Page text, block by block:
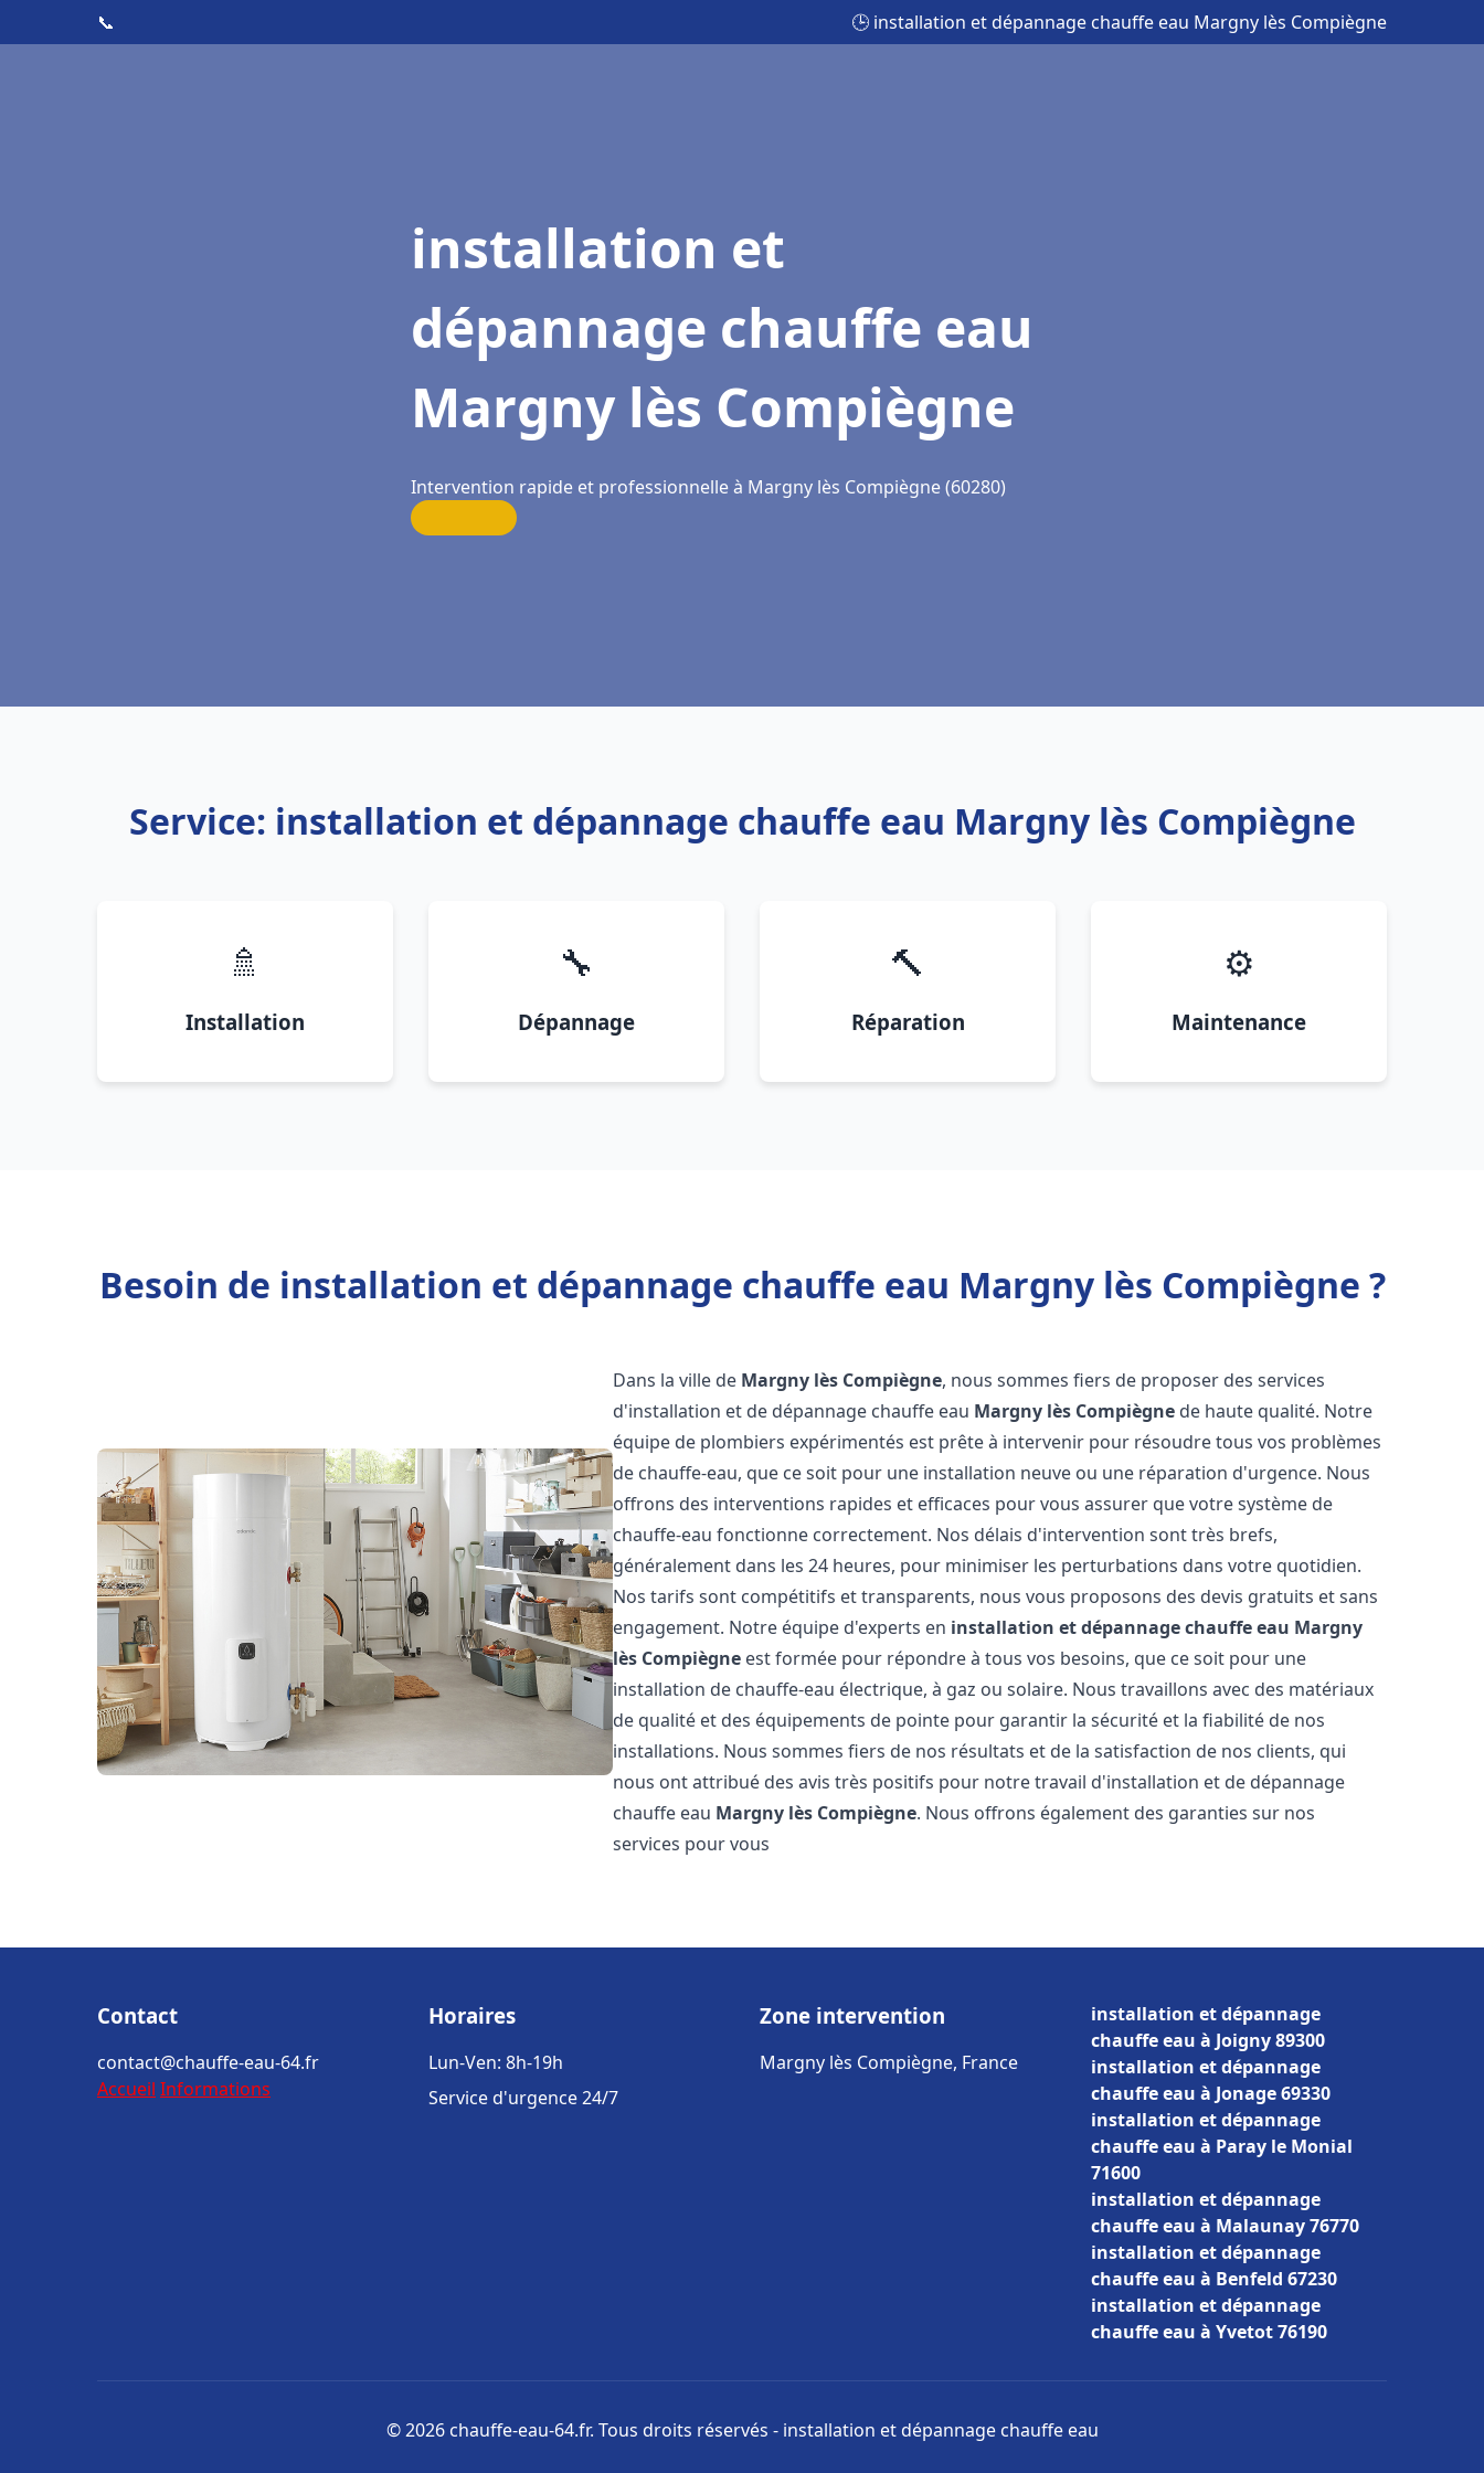
📞 🕒 installation et dépannage chauffe eau Margny lès Compiègne
installation et
dépannage chauffe eau
Margny lès Compiègne
Intervention rapide et professionnelle à Margny lès Compiègne (60280)
Service: installation et dépannage chauffe eau Margny lès Compiègne
🚿
Installation
🔧
Dépannage
🔨
Réparation
⚙️
Maintenance
Besoin de installation et dépannage chauffe eau Margny lès Compiègne ?
Dans la ville de Margny lès Compiègne, nous sommes fiers de proposer des services
d'installation et de dépannage chauffe eau Margny lès Compiègne de haute qualité. Notre
équipe de plombiers expérimentés est prête à intervenir pour résoudre tous vos problèmes
de chauffe-eau, que ce soit pour une installation neuve ou une réparation d'urgence. Nous
offrons des interventions rapides et efficaces pour vous assurer que votre système de
chauffe-eau fonctionne correctement. Nos délais d'intervention sont très brefs,
généralement dans les 24 heures, pour minimiser les perturbations dans votre quotidien.
Nos tarifs sont compétitifs et transparents, nous vous proposons des devis gratuits et sans
engagement. Notre équipe d'experts en installation et dépannage chauffe eau Margny
lès Compiègne est formée pour répondre à tous vos besoins, que ce soit pour une
installation de chauffe-eau électrique, à gaz ou solaire. Nous travaillons avec des matériaux
de qualité et des équipements de pointe pour garantir la sécurité et la fiabilité de nos
installations. Nous sommes fiers de nos résultats et de la satisfaction de nos clients, qui
nous ont attribué des avis très positifs pour notre travail d'installation et de dépannage
chauffe eau Margny lès Compiègne. Nous offrons également des garanties sur nos
services pour vous
Contact
contact@chauffe-eau-64.fr
Accueil Informations
Horaires
Lun-Ven: 8h-19h
Service d'urgence 24/7
Zone intervention
Margny lès Compiègne, France
installation et dépannage
chauffe eau à Joigny 89300
installation et dépannage
chauffe eau à Jonage 69330
installation et dépannage
chauffe eau à Paray le Monial
71600
installation et dépannage
chauffe eau à Malaunay 76770
installation et dépannage
chauffe eau à Benfeld 67230
installation et dépannage
chauffe eau à Yvetot 76190
© 2026 chauffe-eau-64.fr. Tous droits réservés - installation et dépannage chauffe eau